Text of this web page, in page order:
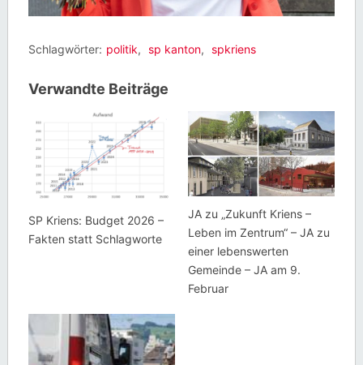
Schlagwörter: politik, sp kanton, spkriens
Verwandte Beiträge
SP Kriens: Budget 2026 –
Fakten statt Schlagworte
JA zu „Zukunft Kriens –
Leben im Zentrum“ – JA zu
einer lebenswerten
Gemeinde – JA am 9.
Februar